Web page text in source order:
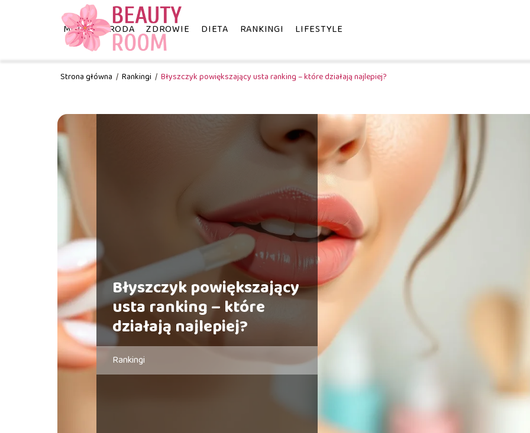
MODA URODA ZDROWIE DIETA RANKINGI LIFESTYLE
Strona główna / Rankingi / Błyszczyk powiększający usta ranking – które działają najlepiej?
Błyszczyk powiększający
usta ranking – które
działają najlepiej?
Rankingi